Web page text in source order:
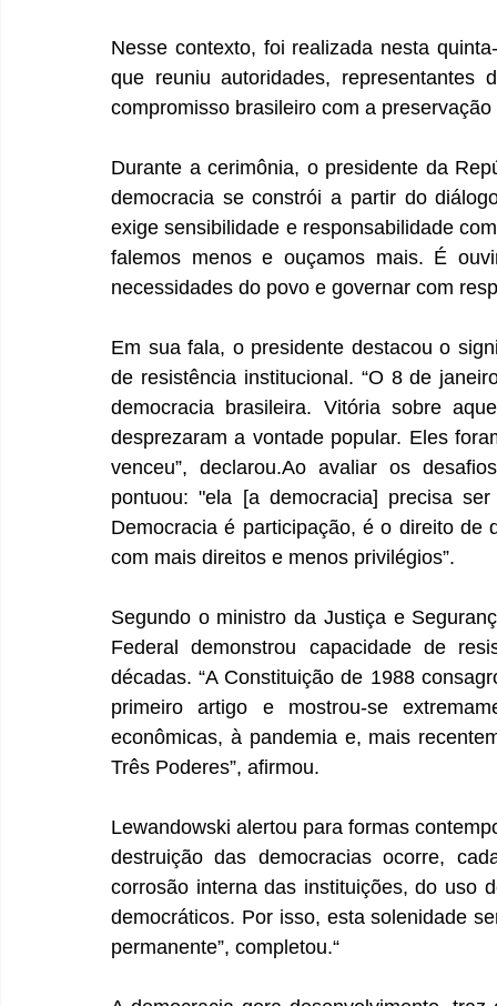
Nesse contexto, foi realizada nesta
que reuniu autoridades, representantes
compromisso brasileiro com a
Durante a cerimônia, o presidente da
democracia se constrói a partir do
exige sensibilidade e responsabilidade
falemos menos e ouçamos mais. É
necessidades do povo e governar com
Em sua fala, o presidente destacou o
de resistência institucional. “O 8 de
democracia brasileira. Vitória sobre
desprezaram a vontade popular. Eles
venceu”, declarou.Ao avaliar os
pontuou: "ela [a democracia] precisa
Democracia é participação, é o direito
com mais direitos e menos privilégios”.
Segundo o ministro da Justiça e
Federal demonstrou capacidade de
décadas. “A Constituição de 1988
primeiro artigo e mostrou-se
econômicas, à pandemia e, mais
Três Poderes”, afirmou.
Lewandowski alertou para formas
destruição das democracias ocorre,
corrosão interna das instituições, do uso
democráticos. Por isso, esta solenidade
permanente”, completou.“